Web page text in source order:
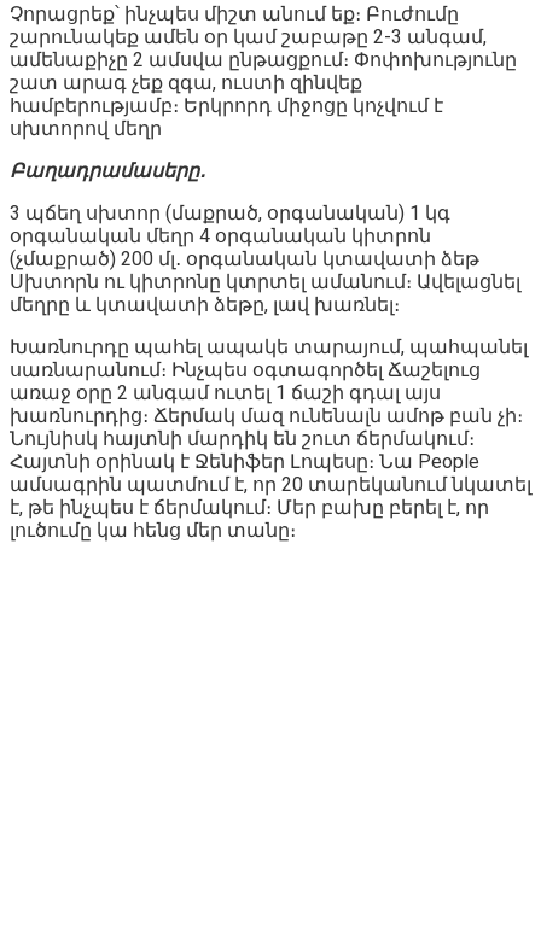
Չորացրեք՝ ինչպես միշտ անում եք։ Բուժումը
շարունակեք ամեն օր կամ շաբաթը 2-3 անգամ,
ամենաքիչը 2 ամսվա ընթացքում։ Փոփոխությունը
շատ արագ չեք զգա, ուստի զինվեք
համբերությամբ։ Երկրորդ միջոցը կոչվում է
սխտորով մեղր
Բաղադրամասերը․
3 պճեղ սխտոր (մաքրած, օրգանական) 1 կգ
օրգանական մեղր 4 օրգանական կիտրոն
(չմաքրած) 200 մլ․ օրգանական կտավատի ձեթ
Սխտորն ու կիտրոնը կտրտել ամանում։ Ավելացնել
մեղրը և կտավատի ձեթը, լավ խառնել։
Խառնուրդը պահել ապակե տարայում, պահպանել
սառնարանում։ Ինչպես օգտագործել Ճաշելուց
առաջ օրը 2 անգամ ուտել 1 ճաշի գդալ այս
խառնուրդից։ Ճերմակ մազ ունենալն ամոթ բան չի։
Նույնիսկ հայտնի մարդիկ են շուտ ճերմակում։
Հայտնի օրինակ է Ջենիֆեր Լոպեսը։ Նա People
ամսագրին պատմում է, որ 20 տարեկանում նկատել
է, թե ինչպես է ճերմակում։ Մեր բախը բերել է, որ
լուծումը կա հենց մեր տանը։